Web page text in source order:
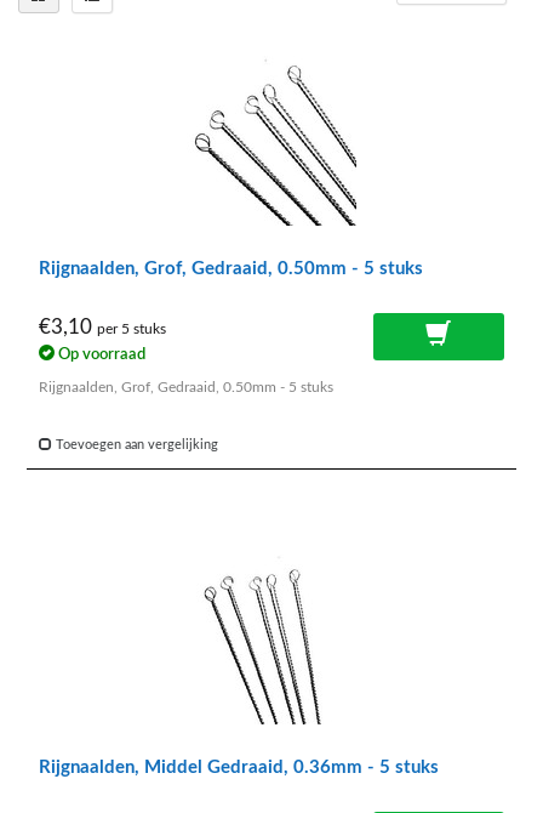
Rijgnaalden, Grof, Gedraaid, 0.50mm - 5 stuks
€3,10 per 5 stuks
Op voorraad
Rijgnaalden, Grof, Gedraaid, 0.50mm - 5 stuks
Toevoegen aan vergelijking
Rijgnaalden, Middel Gedraaid, 0.36mm - 5 stuks